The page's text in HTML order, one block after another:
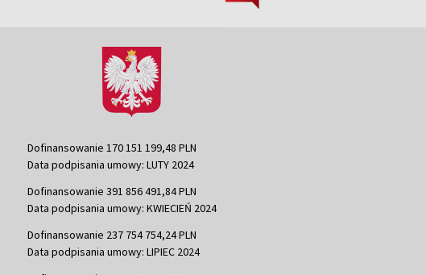
Dofinansowanie 170 151 199,48 PLN
Data podpisania umowy: LUTY 2024
Dofinansowanie 391 856 491,84 PLN
Data podpisania umowy: KWIECIEŃ 2024
Dofinansowanie 237 754 754,24 PLN
Data podpisania umowy: LIPIEC 2024